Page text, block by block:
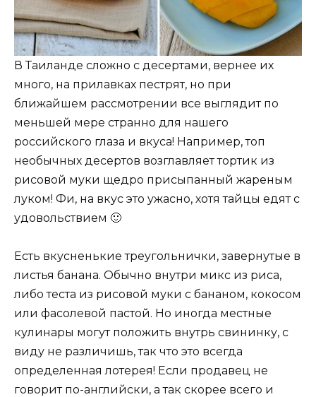
В Таиланде сложно с десертами, вернее их
много, на прилавках пестрят, но при
ближайшем рассмотрении все выглядит по
меньшей мере странно для нашего
российского глаза и вкуса! Например, топ
необычных десертов возглавляет тортик из
рисовой муки щедро присыпанный жареным
луком! Фи, на вкус это ужасно, хотя тайцы едят с
удовольствием 🙂
Есть вкусненькие треугольнички, завернутые в
листья банана. Обычно внутри микс из риса,
либо теста из рисовой муки с бананом, кокосом
или фасолевой пастой. Но иногда местные
кулинары могут положить внутрь свининку, с
виду не различишь, так что это всегда
определенная лотерея! Если продавец не
говорит по-английски, а так скорее всего и